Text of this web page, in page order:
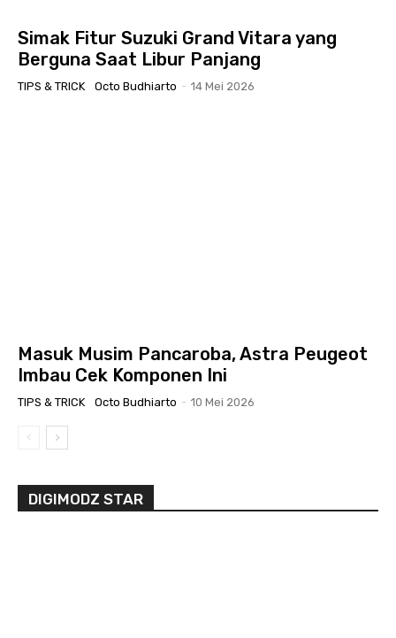
Simak Fitur Suzuki Grand Vitara yang
Berguna Saat Libur Panjang
TIPS & TRICK Octo Budhiarto - 14 Mei 2026
Masuk Musim Pancaroba, Astra Peugeot
Imbau Cek Komponen Ini
TIPS & TRICK Octo Budhiarto - 10 Mei 2026
DIGIMODZ STAR